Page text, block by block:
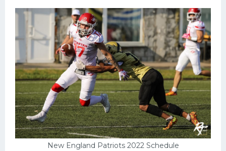
New England Patriots 2022 Schedule